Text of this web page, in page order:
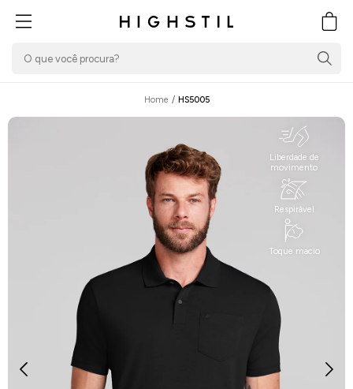
Home / HS5005
Liberdade de
movimento
Respirável
Toque macio